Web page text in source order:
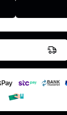
اسحب و افلت
استعراض